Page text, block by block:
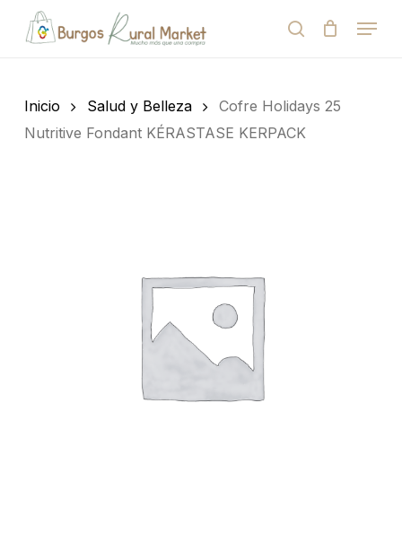
de
search
Menu
Cart
Inicio Salud y Belleza
Cofre Holidays 25
Nutritive Fondant KÉRASTASE KERPACK